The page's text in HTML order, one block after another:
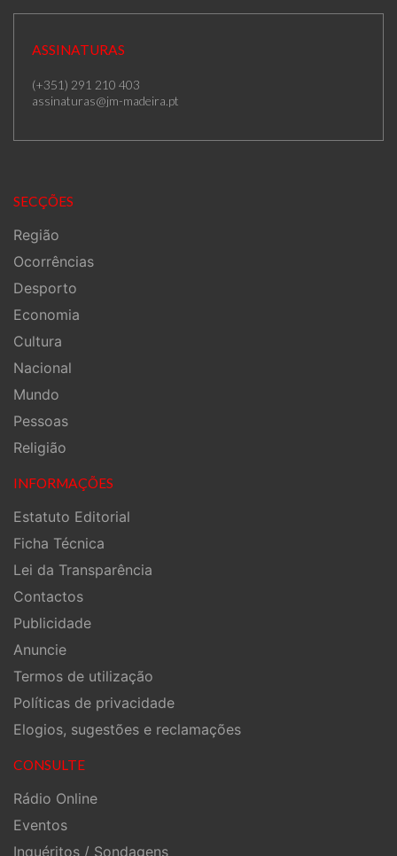
ASSINATURAS
(+351) 291 210 403
assinaturas@jm-madeira.pt
SECÇÕES
Região
Ocorrências
Desporto
Economia
Cultura
Nacional
Mundo
Pessoas
Religião
INFORMAÇÕES
Estatuto Editorial
Ficha Técnica
Lei da Transparência
Contactos
Publicidade
Anuncie
Termos de utilização
Políticas de privacidade
Elogios, sugestões e reclamações
CONSULTE
Rádio Online
Eventos
Inquéritos / Sondagens